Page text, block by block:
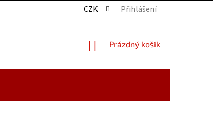
OSOBNÍCH ÚDAJŮ KONTAKTY
CZK Přihlášení
NÁKUPNÍ
Prázdný košík